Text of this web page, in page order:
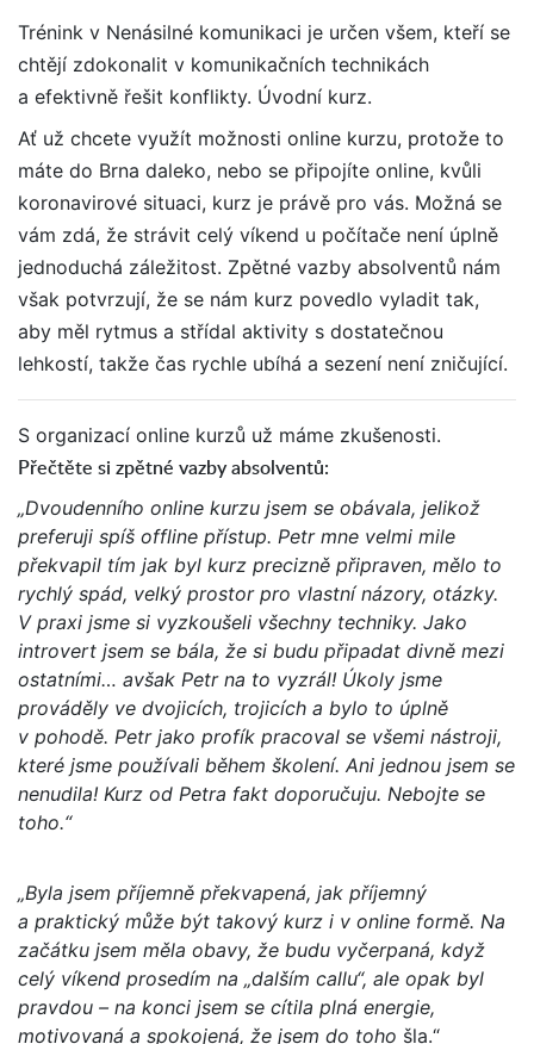
Trénink v Nenásilné komunikaci je určen všem, kteří se
chtějí zdokonalit v komunikačních technikách
a efektivně řešit konflikty. Úvodní kurz.
Ať už chcete využít možnosti online kurzu, protože to
máte do Brna daleko, nebo se připojíte online, kvůli
koronavirové situaci, kurz je právě pro vás. Možná se
vám zdá, že strávit celý víkend u počítače není úplně
jednoduchá záležitost. Zpětné vazby absolventů nám
však potvrzují, že se nám kurz povedlo vyladit tak,
aby měl rytmus a střídal aktivity s dostatečnou
lehkostí, takže čas rychle ubíhá a sezení není zničující.
S organizací online kurzů už máme zkušenosti.
Přečtěte si zpětné vazby absolventů:
„Dvoudenního online kurzu jsem se obávala, jelikož
preferuji spíš offline přístup. Petr mne velmi mile
překvapil tím jak byl kurz precizně připraven, mělo to
rychlý spád, velký prostor pro vlastní názory, otázky.
V praxi jsme si vyzkoušeli všechny techniky. Jako
introvert jsem se bála, že si budu připadat divně mezi
ostatními… avšak Petr na to vyzrál! Úkoly jsme
prováděly ve dvojicích, trojicích a bylo to úplně
v pohodě. Petr jako profík pracoval se všemi nástroji,
které jsme používali během školení. Ani jednou jsem se
nenudila! Kurz od Petra fakt doporučuju. Nebojte se
toho.“
„Byla jsem příjemně překvapená, jak příjemný
a praktický může být takový kurz i v online formě. Na
začátku jsem měla obavy, že budu vyčerpaná, když
celý víkend prosedím na „dalším callu“, ale opak byl
pravdou – na konci jsem se cítila plná energie,
motivovaná a spokojená, že jsem do toho šla.“